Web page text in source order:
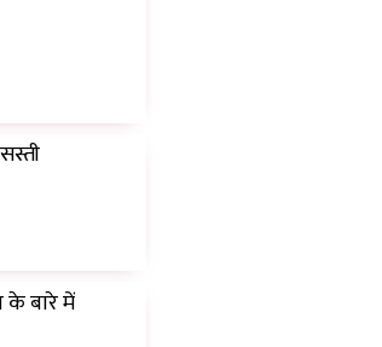
बारे में